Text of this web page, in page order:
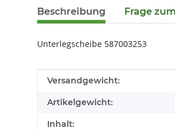
Beschreibung Frage
Unterlegscheibe 587003253
Produkteigenschaft
Wert
Versandgewicht:
Artikelgewicht:
Inhalt: